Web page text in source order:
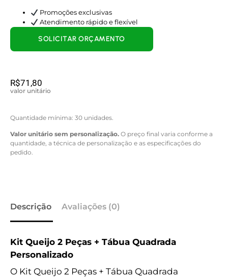
Promoções exclusivas
Atendimento rápido e flexível
R$71,80
valor unitário
Quantidade mínima: 30 unidades.
Valor unitário sem personalização. O preço final varia conforme a
quantidade, a técnica de personalização e as especificações do
pedido.
SOLICITAR ORÇAMENTO
Descrição Avaliações (0)
Kit Queijo 2 Peças + Tábua Quadrada
Personalizado
O Kit Queijo 2 Peças + Tábua Quadrada